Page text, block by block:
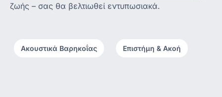
ζωής – σας θα βελτιωθεί εντυπωσιακά.
Ακουστικά Βαρηκοΐας Επιστήμη & Ακοή